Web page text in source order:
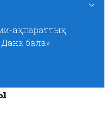
ақпараттық
бала»